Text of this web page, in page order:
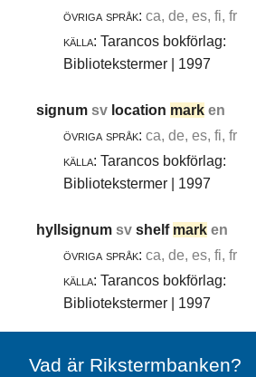
övriga språk: ca, de, es, fi, fr
källa: Tarancos bokförlag:
Bibliotekstermer | 1997
signumsv location mark en
övriga språk: ca, de, es, fi, fr
källa: Tarancos bokförlag:
Bibliotekstermer | 1997
hyllsignumsvshelf mark en
övriga språk: ca, de, es, fi, fr
källa: Tarancos bokförlag:
Bibliotekstermer | 1997
Vad är Rikstermbanken?